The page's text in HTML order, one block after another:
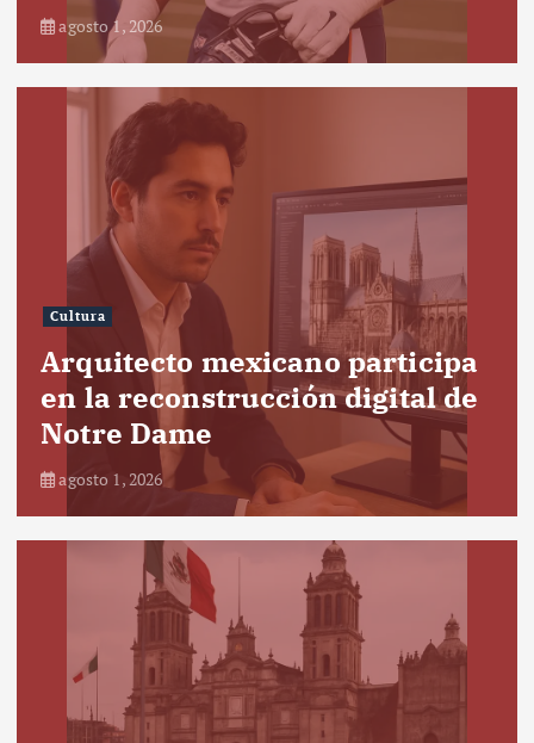
agosto 1, 2026
Cultura
Arquitecto mexicano participa
en la reconstrucción digital de
Notre Dame
agosto 1, 2026